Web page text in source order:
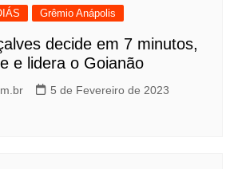
Grêmio Anápolis
decide em 7 minutos,
e lidera o Goianão
5 de Fevereiro de 2023